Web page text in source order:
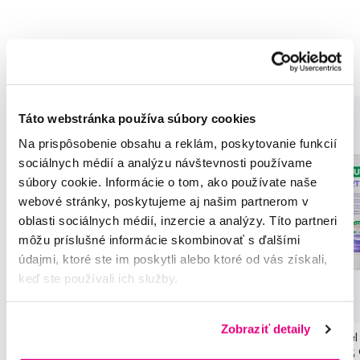
Táto webstránka používa súbory cookies
Na prispôsobenie obsahu a reklám, poskytovanie funkcií
sociálnych médií a analýzu návštevnosti používame
súbory cookie. Informácie o tom, ako používate naše
webové stránky, poskytujeme aj našim partnerom v
oblasti sociálnych médií, inzercie a analýzy. Títo partneri
môžu príslušné informácie skombinovať s ďalšími
údajmi, ktoré ste im poskytli alebo ktoré od vás získali,
keď ste používali ich služby.
Zobraziť detaily
GUM Ortho zubný
strojčekov CPC 0,05